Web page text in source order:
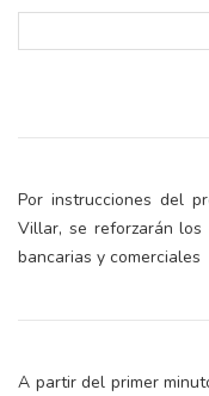
Por instrucciones del
Villar, se reforzarán los
bancarias y comerciales
A partir del primer